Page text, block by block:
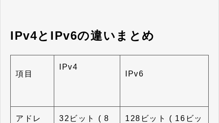
IPv4とIPv6の違いまとめ
項目
IPv4
IPv6
アドレ
32ビット ( 8
128ビット ( 16ビッ